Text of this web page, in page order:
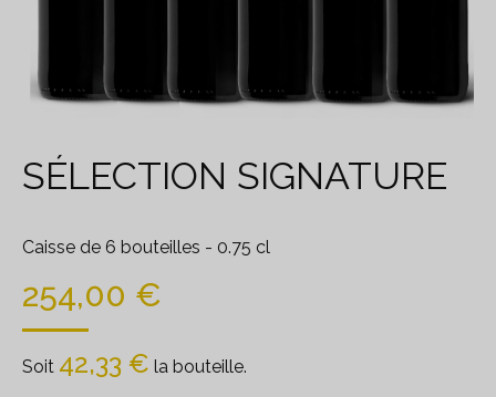
SÉLECTION SIGNATURE
Caisse de 6 bouteilles - 0.75 cl
254,00 €
Soit 42,33 € la bouteille.